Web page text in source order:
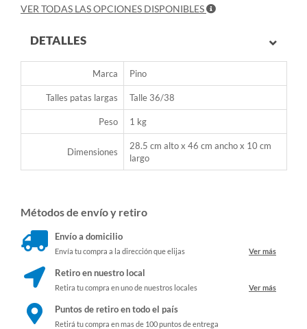
VER TODAS LAS OPCIONES DISPONIBLES
DETALLES
Marca Pino
Talles patas largas Talle 36/38
Peso 1 kg
Dimensiones
28.5 cm alto x 46 cm ancho x 10 cm
largo
Métodos de envío y retiro
Envío a domicilio
Envía tu compra a la dirección que elijas Ver más
Retiro en nuestro local
Retira tu compra en uno de nuestros locales Ver más
Puntos de retiro en todo el país
Retirá tu compra en mas de 100 puntos de entrega